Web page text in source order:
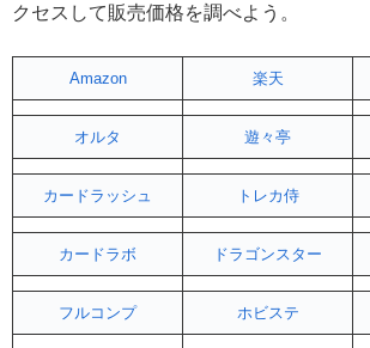
クセスして販売価格を調べよう。
Amazon 楽天
オルタ 遊々亭
カードラッシュ トレカ侍
カードラボ ドラゴンスター
フルコンプ ホビステ